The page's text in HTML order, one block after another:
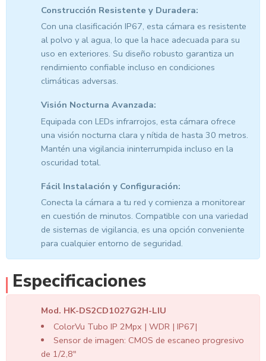
Construcción Resistente y Duradera:
Con una clasificación IP67, esta cámara es resistente
al polvo y al agua, lo que la hace adecuada para su
uso en exteriores. Su diseño robusto garantiza un
rendimiento confiable incluso en condiciones
climáticas adversas.
Visión Nocturna Avanzada:
Equipada con LEDs infrarrojos, esta cámara ofrece
una visión nocturna clara y nítida de hasta 30 metros.
Mantén una vigilancia ininterrumpida incluso en la
oscuridad total.
Fácil Instalación y Configuración:
Conecta la cámara a tu red y comienza a monitorear
en cuestión de minutos. Compatible con una variedad
de sistemas de vigilancia, es una opción conveniente
para cualquier entorno de seguridad.
Especificaciones
Mod. HK-DS2CD1027G2H-LIU
ColorVu Tubo IP 2Mpx | WDR | IP67|
Sensor de imagen: CMOS de escaneo progresivo
de 1/2,8″